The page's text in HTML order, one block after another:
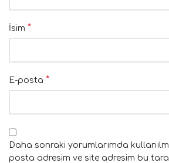
İsim *
E-posta *
Daha sonraki yorumlarımda
posta adresim ve site adresim bu